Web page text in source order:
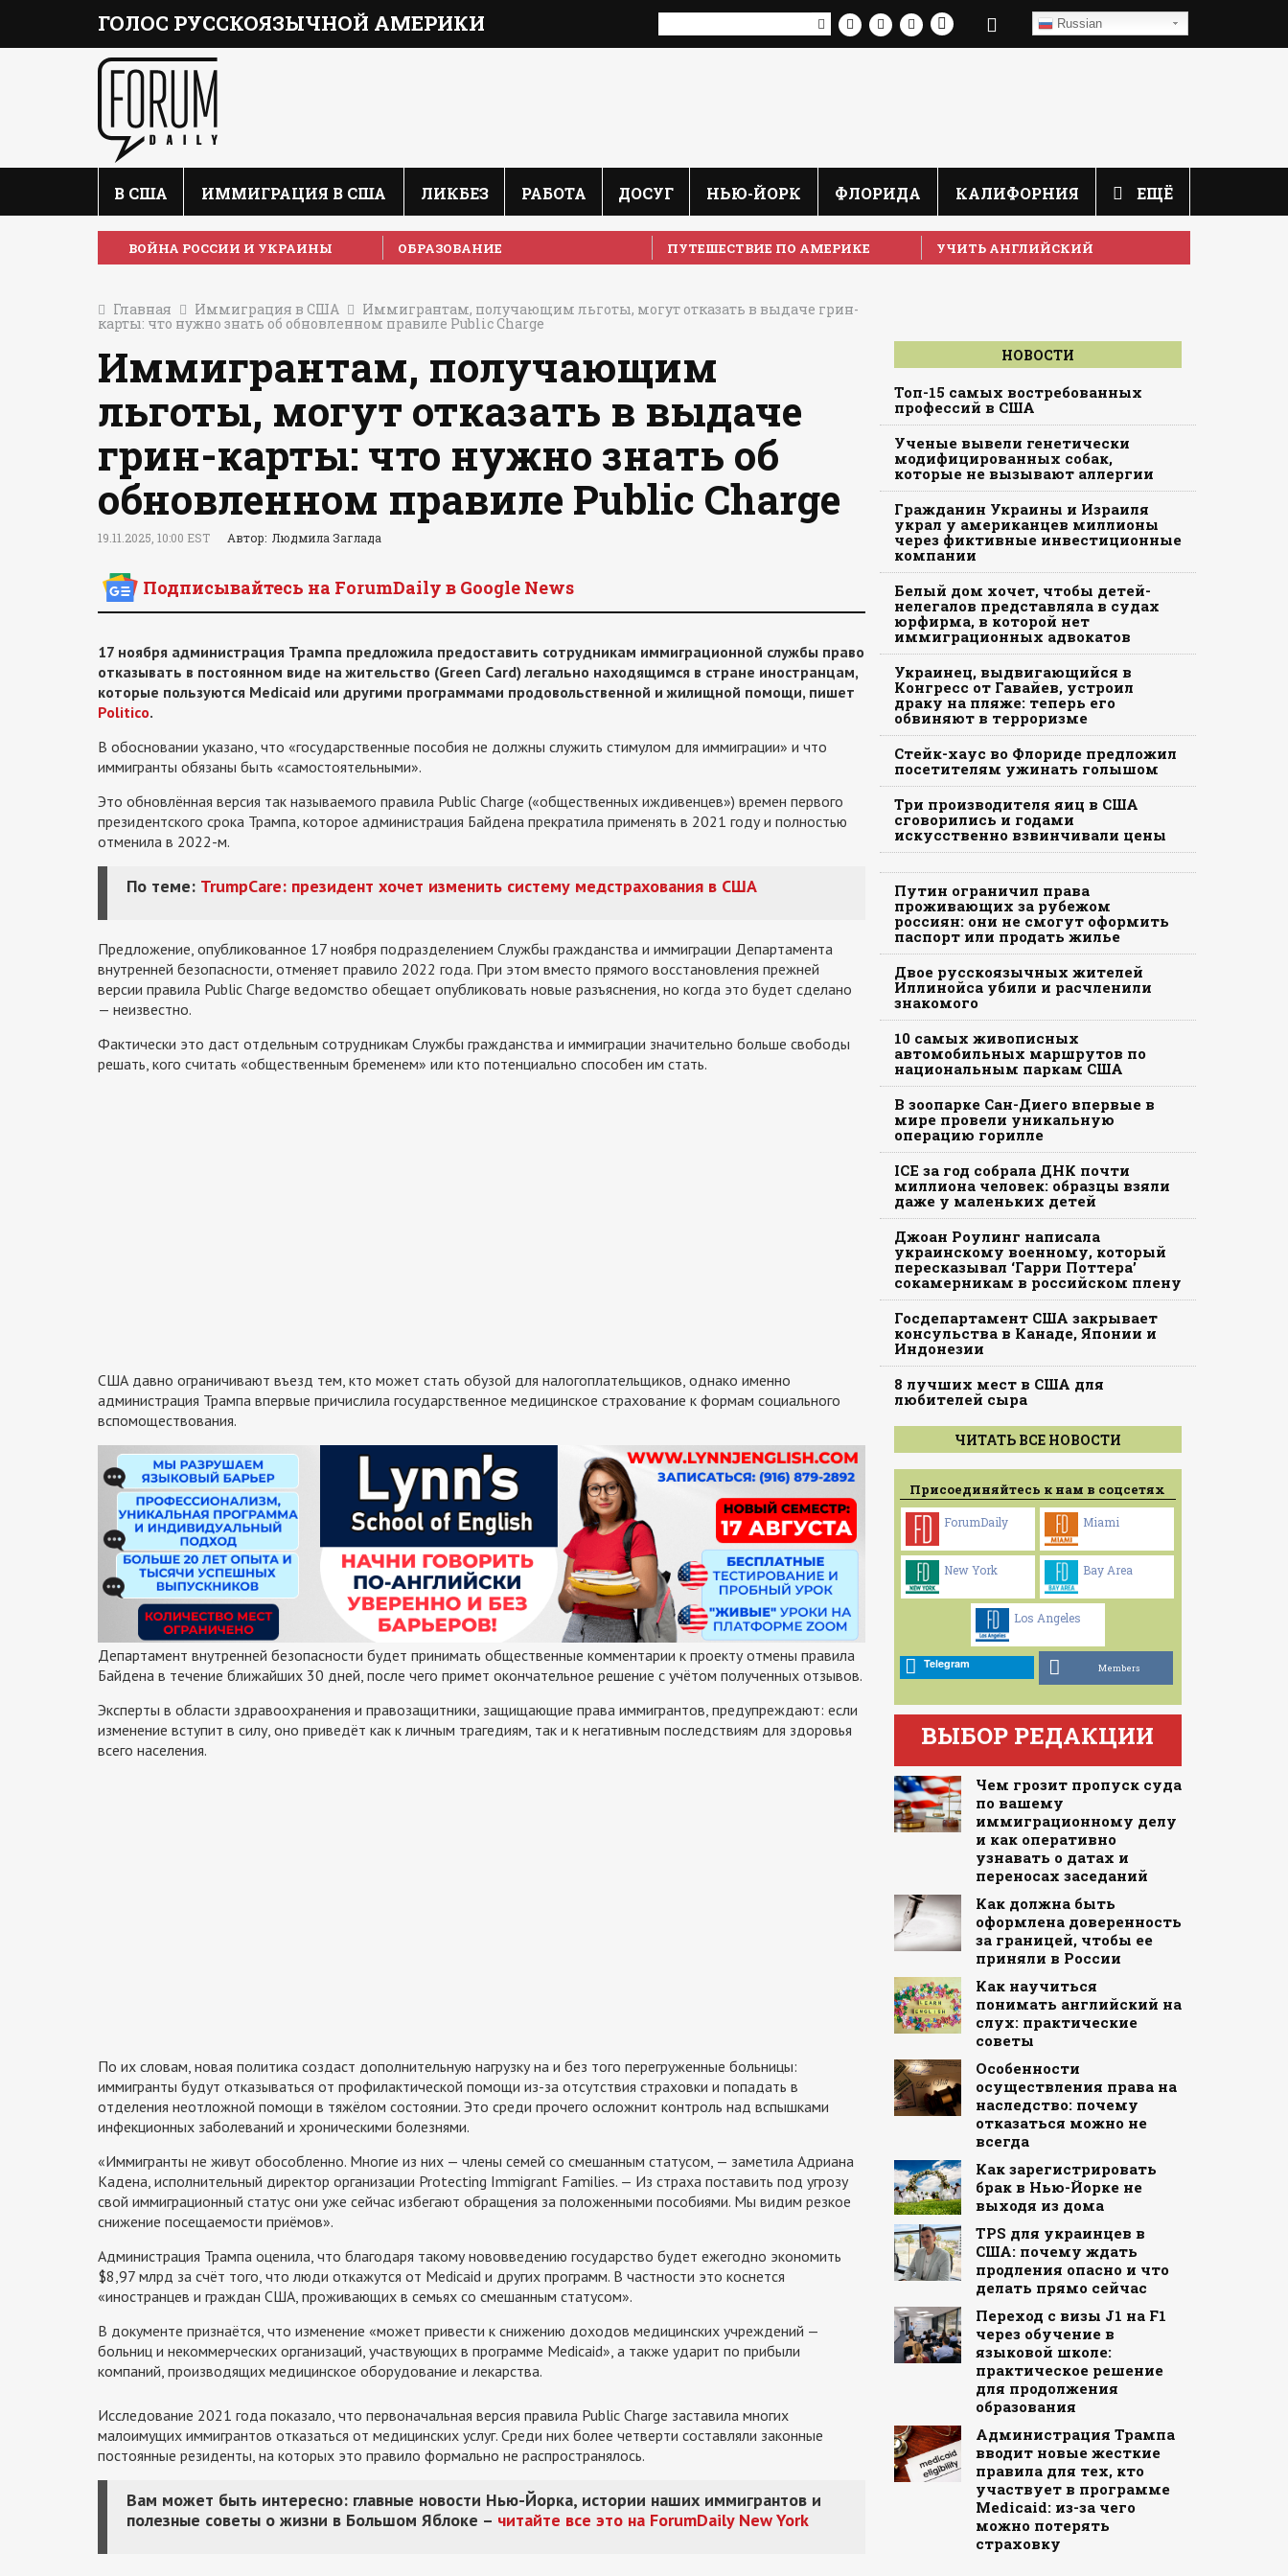
ГОЛОС РУССКОЯЗЫЧНОЙ АМЕРИКИ Russian
В США ИММИГРАЦИЯ В США ЛИКБЕЗ РАБОТА ДОСУГ НЬЮ-ЙОРК ФЛОРИДА КАЛИФОРНИЯ ЕЩЁ
ВОЙНА РОССИИ И УКРАИНЫ ОБРАЗОВАНИЕ ПУТЕШЕСТВИЕ ПО АМЕРИКЕ УЧИТЬ АНГЛИЙСКИЙ
Главная Иммиграция в США Иммигрантам, получающим льготы, могут отказать в выдаче грин-
карты: что нужно знать об обновленном правиле Public Charge
Иммигрантам, получающим
льготы, могут отказать в выдаче
грин-карты: что нужно знать об
обновленном правиле Public Charge
19.11.2025, 10:00 EST Автор: Людмила Заглада
Подписывайтесь на ForumDaily в Google News
17 ноября администрация Трампа предложила предоставить сотрудникам иммиграционной службы право
отказывать в постоянном виде на жительство (Green Card) легально находящимся в стране иностранцам,
которые пользуются Medicaid или другими программами продовольственной и жилищной помощи, пишет
Politico.
В обосновании указано, что «государственные пособия не должны служить стимулом для иммиграции» и что
иммигранты обязаны быть «самостоятельными».
Это обновлённая версия так называемого правила Public Charge («общественных иждивенцев») времен первого
президентского срока Трампа, которое администрация Байдена прекратила применять в 2021 году и полностью
отменила в 2022-м.
По теме: TrumpCare: президент хочет изменить систему медстрахования в США
Предложение, опубликованное 17 ноября подразделением Службы гражданства и иммиграции Департамента
внутренней безопасности, отменяет правило 2022 года. При этом вместо прямого восстановления прежней
версии правила Public Charge ведомство обещает опубликовать новые разъяснения, но когда это будет сделано
— неизвестно.
Фактически это даст отдельным сотрудникам Службы гражданства и иммиграции значительно больше свободы
решать, кого считать «общественным бременем» или кто потенциально способен им стать.
США давно ограничивают въезд тем, кто может стать обузой для налогоплательщиков, однако именно
администрация Трампа впервые причислила государственное медицинское страхование к формам социального
вспомоществования.
Департамент внутренней безопасности будет принимать общественные комментарии к проекту отмены правила
Байдена в течение ближайших 30 дней, после чего примет окончательное решение с учётом полученных отзывов.
Эксперты в области здравоохранения и правозащитники, защищающие права иммигрантов, предупреждают: если
изменение вступит в силу, оно приведёт как к личным трагедиям, так и к негативным последствиям для здоровья
всего населения.
По их словам, новая политика создаст дополнительную нагрузку на и без того перегруженные больницы:
иммигранты будут отказываться от профилактической помощи из-за отсутствия страховки и попадать в
отделения неотложной помощи в тяжёлом состоянии. Это среди прочего осложнит контроль над вспышками
инфекционных заболеваний и хроническими болезнями.
«Иммигранты не живут обособленно. Многие из них — члены семей со смешанным статусом, — заметила Адриана
Кадена, исполнительный директор организации Protecting Immigrant Families. — Из страха поставить под угрозу
свой иммиграционный статус они уже сейчас избегают обращения за положенными пособиями. Мы видим резкое
снижение посещаемости приёмов».
Администрация Трампа оценила, что благодаря такому нововведению государство будет ежегодно экономить
$8,97 млрд за счёт того, что люди откажутся от Medicaid и других программ. В частности это коснется
«иностранцев и граждан США, проживающих в семьях со смешанным статусом».
В документе признаётся, что изменение «может привести к снижению доходов медицинских учреждений —
больниц и некоммерческих организаций, участвующих в программе Medicaid», а также ударит по прибыли
компаний, производящих медицинское оборудование и лекарства.
Исследование 2021 года показало, что первоначальная версия правила Public Charge заставила многих
малоимущих иммигрантов отказаться от медицинских услуг. Среди них более четверти составляли законные
постоянные резиденты, на которых это правило формально не распространялось.
Вам может быть интересно: главные новости Нью-Йорка, истории наших иммигрантов и
полезные советы о жизни в Большом Яблоке – читайте все это на ForumDaily New York
НОВОСТИ
Топ-15 самых востребованных
профессий в США
Ученые вывели генетически
модифицированных собак,
которые не вызывают аллергии
Гражданин Украины и Израиля
украл у американцев миллионы
через фиктивные инвестиционные
компании
Белый дом хочет, чтобы детей-
нелегалов представляла в судах
юрфирма, в которой нет
иммиграционных адвокатов
Украинец, выдвигающийся в
Конгресс от Гавайев, устроил
драку на пляже: теперь его
обвиняют в терроризме
Стейк-хаус во Флориде предложил
посетителям ужинать голышом
Три производителя яиц в США
сговорились и годами
искусственно взвинчивали цены
Путин ограничил права
проживающих за рубежом
россиян: они не смогут оформить
паспорт или продать жилье
Двое русскоязычных жителей
Иллинойса убили и расчленили
знакомого
10 самых живописных
автомобильных маршрутов по
национальным паркам США
В зоопарке Сан-Диего впервые в
мире провели уникальную
операцию горилле
ICE за год собрала ДНК почти
миллиона человек: образцы взяли
даже у маленьких детей
Джоан Роулинг написала
украинскому военному, который
пересказывал ‘Гарри Поттера’
сокамерникам в российском плену
Госдепартамент США закрывает
консульства в Канаде, Японии и
Индонезии
8 лучших мест в США для
любителей сыра
ЧИТАТЬ ВСЕ НОВОСТИ
Присоединяйтесь к нам в соцсетях
ForumDaily Miami
New York Bay Area
Los Angeles
Telegram Members
ВЫБОР РЕДАКЦИИ
Чем грозит пропуск суда
по вашему
иммиграционному делу
и как оперативно
узнавать о датах и
переносах заседаний
Как должна быть
оформлена доверенность
за границей, чтобы ее
приняли в России
Как научиться
понимать английский на
слух: практические
советы
Особенности
осуществления права на
наследство: почему
отказаться можно не
всегда
Как зарегистрировать
брак в Нью-Йорке не
выходя из дома
TPS для украинцев в
США: почему ждать
продления опасно и что
делать прямо сейчас
Переход с визы J1 на F1
через обучение в
языковой школе:
практическое решение
для продолжения
образования
Администрация Трампа
вводит новые жесткие
правила для тех, кто
участвует в программе
Medicaid: из-за чего
можно потерять
страховку